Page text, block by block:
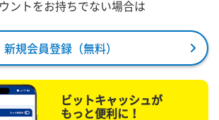
ントをお持ちでない場合は
新規会員登録（無料）
ビットキャッシュが
もっと便利に！